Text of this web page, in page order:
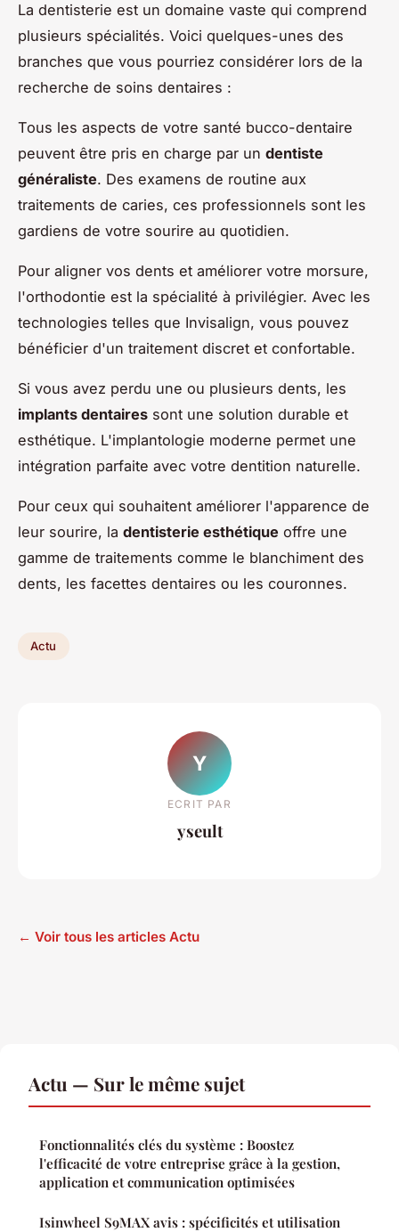
La dentisterie est un domaine vaste qui comprend
plusieurs spécialités. Voici quelques-unes des
branches que vous pourriez considérer lors de la
recherche de soins dentaires :
Tous les aspects de votre santé bucco-dentaire
peuvent être pris en charge par un dentiste
généraliste. Des examens de routine aux
traitements de caries, ces professionnels sont les
gardiens de votre sourire au quotidien.
Pour aligner vos dents et améliorer votre morsure,
l'orthodontie est la spécialité à privilégier. Avec les
technologies telles que Invisalign, vous pouvez
bénéficier d'un traitement discret et confortable.
Si vous avez perdu une ou plusieurs dents, les
implants dentaires sont une solution durable et
esthétique. L'implantologie moderne permet une
intégration parfaite avec votre dentition naturelle.
Pour ceux qui souhaitent améliorer l'apparence de
leur sourire, la dentisterie esthétique offre une
gamme de traitements comme le blanchiment des
dents, les facettes dentaires ou les couronnes.
Actu
Y
ECRIT PAR
yseult
← Voir tous les articles Actu
Actu — Sur le même sujet
Fonctionnalités clés du système : Boostez
l'efficacité de votre entreprise grâce à la gestion,
application et communication optimisées
Isinwheel S9MAX avis : spécificités et utilisation